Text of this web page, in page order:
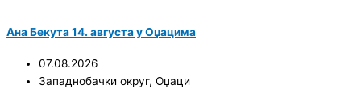
Ана Бекута 14. августа у Оџацима
07.08.2026
Западнобачки округ, Оџаци